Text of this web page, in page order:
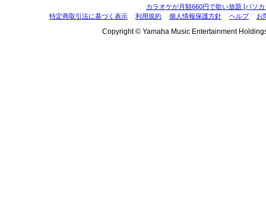
カラオケが月額660円で歌い放題 [パソ
特定商取引法に基づく表示
利用規約 個人情報保護方針 ヘルプ お
Copyright © Yamaha Music Entertainment